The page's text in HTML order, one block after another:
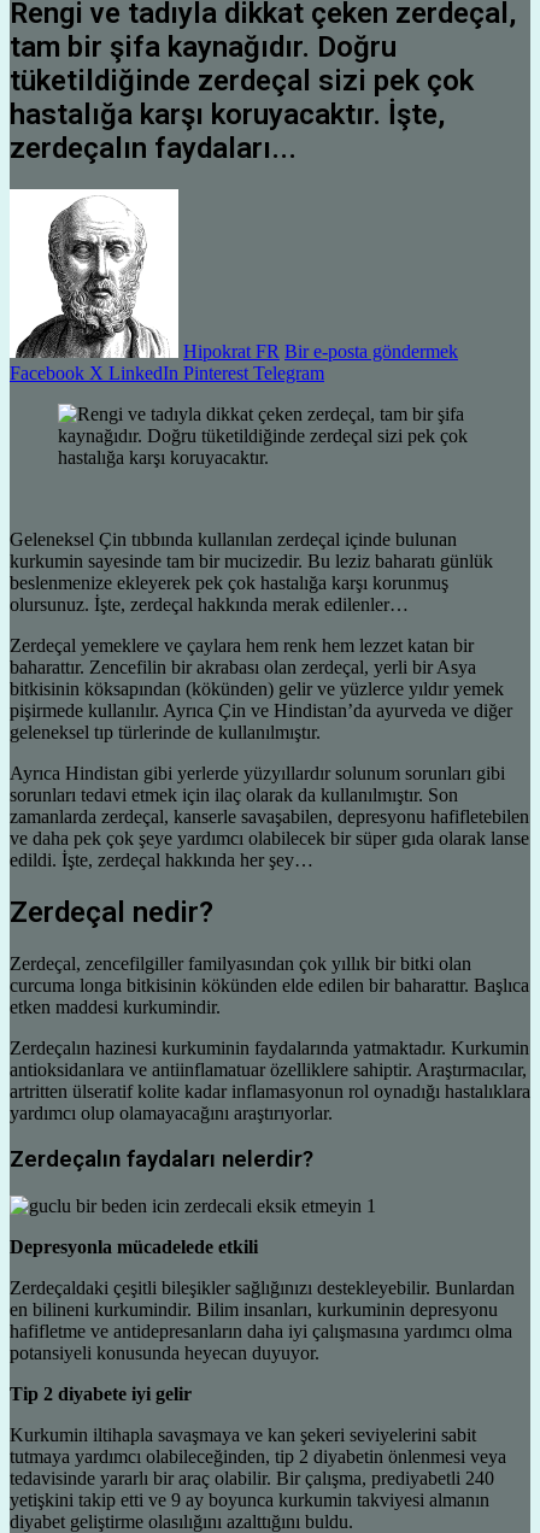
Rengi ve tadıyla dikkat çeken zerdeçal,
tam bir şifa kaynağıdır. Doğru
tüketildiğinde zerdeçal sizi pek çok
hastalığa karşı koruyacaktır. İşte,
zerdeçalın faydaları...
Hipokrat FR Bir e-posta göndermek
Facebook X LinkedIn Pinterest Telegram
Geleneksel Çin tıbbında kullanılan zerdeçal içinde bulunan
kurkumin sayesinde tam bir mucizedir. Bu leziz baharatı günlük
beslenmenize ekleyerek pek çok hastalığa karşı korunmuş
olursunuz. İşte, zerdeçal hakkında merak edilenler…
Zerdeçal yemeklere ve çaylara hem renk hem lezzet katan bir
baharattır. Zencefilin bir akrabası olan zerdeçal, yerli bir Asya
bitkisinin köksapından (kökünden) gelir ve yüzlerce yıldır yemek
pişirmede kullanılır. Ayrıca Çin ve Hindistan’da ayurveda ve diğer
geleneksel tıp türlerinde de kullanılmıştır.
Ayrıca Hindistan gibi yerlerde yüzyıllardır solunum sorunları gibi
sorunları tedavi etmek için ilaç olarak da kullanılmıştır. Son
zamanlarda zerdeçal, kanserle savaşabilen, depresyonu hafifletebilen
ve daha pek çok şeye yardımcı olabilecek bir süper gıda olarak lanse
edildi. İşte, zerdeçal hakkında her şey…
Zerdeçal nedir?
Zerdeçal, zencefilgiller familyasından çok yıllık bir bitki olan
curcuma longa bitkisinin kökünden elde edilen bir baharattır. Başlıca
etken maddesi kurkumindir.
Zerdeçalın hazinesi kurkuminin faydalarında yatmaktadır. Kurkumin
antioksidanlara ve antiinflamatuar özelliklere sahiptir. Araştırmacılar,
artritten ülseratif kolite kadar inflamasyonun rol oynadığı hastalıklara
yardımcı olup olamayacağını araştırıyorlar.
Zerdeçalın faydaları nelerdir?
Depresyonla mücadelede etkili
Zerdeçaldaki çeşitli bileşikler sağlığınızı destekleyebilir. Bunlardan
en bilineni kurkumindir. Bilim insanları, kurkuminin depresyonu
hafifletme ve antidepresanların daha iyi çalışmasına yardımcı olma
potansiyeli konusunda heyecan duyuyor.
Tip 2 diyabete iyi gelir
Kurkumin iltihapla savaşmaya ve kan şekeri seviyelerini sabit
tutmaya yardımcı olabileceğinden, tip 2 diyabetin önlenmesi veya
tedavisinde yararlı bir araç olabilir. Bir çalışma, prediyabetli 240
yetişkini takip etti ve 9 ay boyunca kurkumin takviyesi almanın
diyabet geliştirme olasılığını azalttığını buldu.